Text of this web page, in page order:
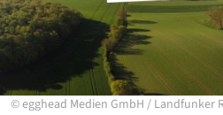
©egghead Medien GmbH / Landfunker